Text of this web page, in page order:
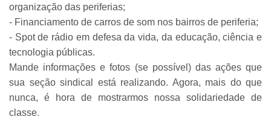
organização das periferias;
- Financiamento de carros de som nos bairros de periferia;
- Spot de rádio em defesa da vida, da educação, ciência e
tecnologia públicas.
Mande informações e fotos (se possível) das ações que
sua seção sindical está realizando. Agora, mais do que
nunca, é hora de mostrarmos nossa solidariedade de
classe.